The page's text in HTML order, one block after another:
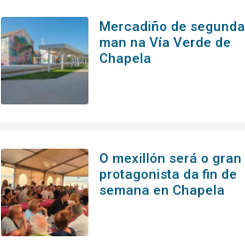
Mercadiño de segunda
man na Vía Verde de
Chapela
O mexillón será o gran
protagonista da fin de
semana en Chapela